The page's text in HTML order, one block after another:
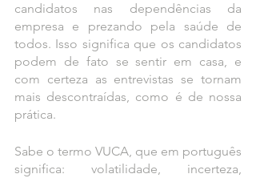
candidatos nas dependências da
empresa e prezando pela saúde de
todos. Isso significa que os candidatos
podem de fato se sentir em casa, e
com certeza as entrevistas se tornam
mais descontraídas, como é de nossa
prática.
Sabe o termo VUCA, que em português
significa: volatilidade, incerteza,